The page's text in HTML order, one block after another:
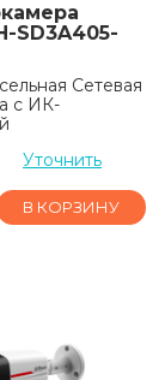
SD3A405-
Сетевая
с ИК-
Уточнить
В КОРЗИНУ